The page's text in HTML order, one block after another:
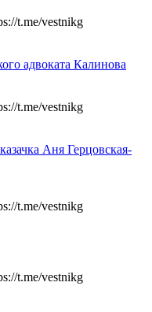
t.me/vestnikg
адвоката Калинова
t.me/vestnikg
Аня Герцовская-
t.me/vestnikg
t.me/vestnikg